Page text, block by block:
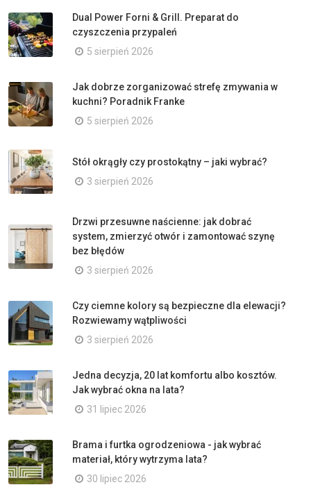
Dual Power Forni & Grill. Preparat do
czyszczenia przypaleń
5 sierpień 2026
Jak dobrze zorganizować strefę zmywania w
kuchni? Poradnik Franke
5 sierpień 2026
Stół okrągły czy prostokątny – jaki wybrać?
3 sierpień 2026
Drzwi przesuwne naścienne: jak dobrać
system, zmierzyć otwór i zamontować szynę
bez błędów
3 sierpień 2026
Czy ciemne kolory są bezpieczne dla elewacji?
Rozwiewamy wątpliwości
3 sierpień 2026
Jedna decyzja, 20 lat komfortu albo kosztów.
Jak wybrać okna na lata?
31 lipiec 2026
Brama i furtka ogrodzeniowa - jak wybrać
materiał, który wytrzyma lata?
30 lipiec 2026